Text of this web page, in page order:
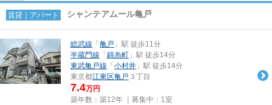
賃貸｜アパート シャンテアムール亀戸
総武線 「 亀戸 」駅 徒歩11分
半蔵門線 「 錦糸町 」駅 徒歩14分
東武亀戸線 「 小村井 」駅 徒歩14分
東京都江東区亀戸 ３丁目
7.4万円
築年数：築12年 ｜募集中： 1室